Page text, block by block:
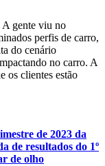
A gente viu no
perfis de carro,
do cenário
no carro. A
os clientes estão
de 2023 da
de resultados do 1º
de olho